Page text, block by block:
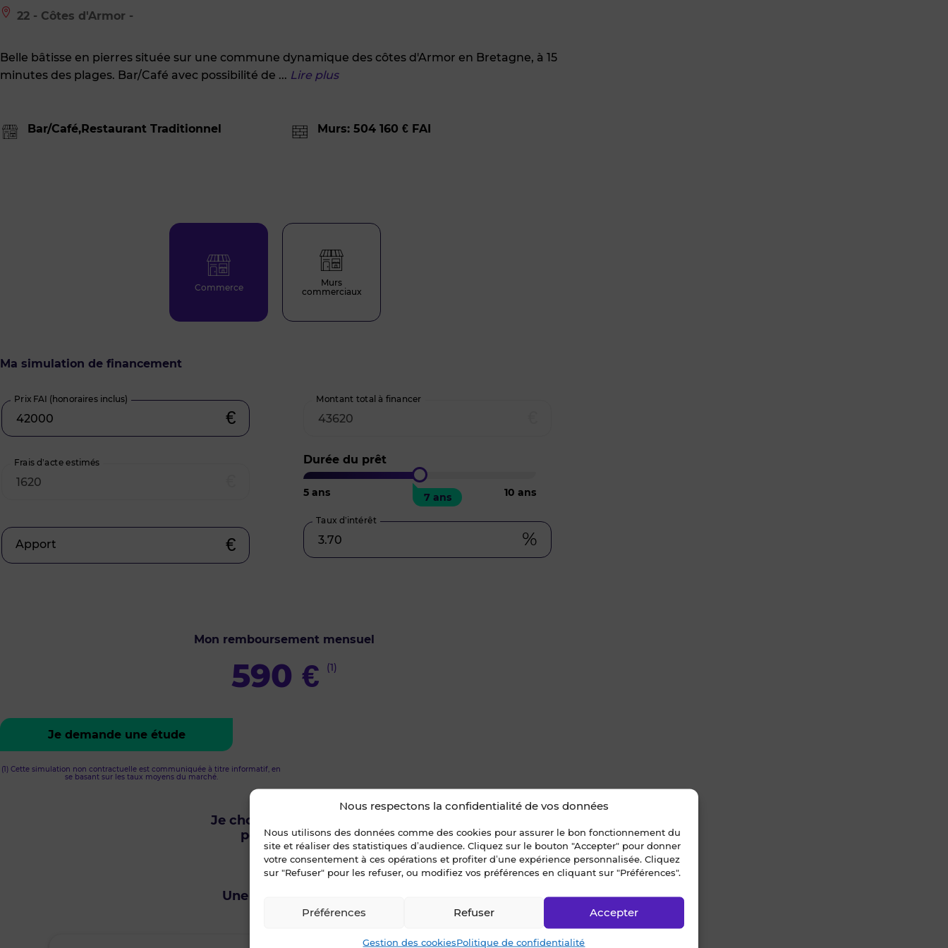
Nous respectons la confidentialité de vos données
Nous utilisons des données comme des cookies pour assurer le bon fonctionnement du
site et réaliser des statistiques d’audience. Cliquez sur le bouton "Accepter" pour donner
votre consentement à ces opérations et profiter d’une expérience personnalisée. Cliquez
sur "Refuser" pour les refuser, ou modifiez vos préférences en cliquant sur "Préférences".
Accepter
Refuser
Préférences
Gestion des cookiesPolitique de confidentialité
Le
bien
à
:
22
d'Armor
-
22 - Côtes d'Armor -
Belle bâtisse en pierres située sur une commune dynamique des côtes d'Armor en Bretagne, à 15
minutes des plages. Bar/Café avec possibilité de ... Lire plus
Bar/Café,Restaurant Traditionnel Murs: 504 160 € FAI
Commerce
Murs
commerciaux
Ma simulation de financement
Prix FAI (honoraires inclus)
€
Frais d’acte estimés
Apport €
Montant total à financer
Durée du prêt
5 ans 10 ans
7 ans
Taux d’intérêt
%
Mon remboursement mensuel
590 € (1)
Je demande une étude
(1) Cette simulation non contractuelle est communiquée à titre informatif, en
se basant sur les taux moyens du marché.
Je choisis un ou des créneaux
pour être recontacté
Envie de visiter ?
Une question sur ce bien ?